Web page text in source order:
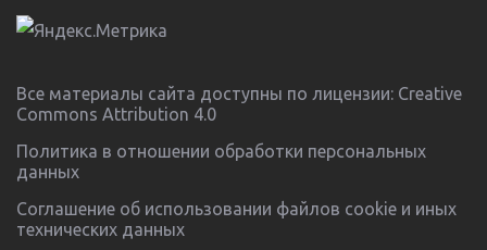
Все материалы сайта доступны по лицензии: Creative
Commons Attribution 4.0
Политика в отношении обработки персональных
данных
Соглашение об использовании файлов cookie и иных
технических данных